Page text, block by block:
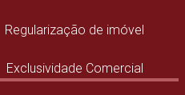
Regularização de imóvel
Exclusividade Comercial